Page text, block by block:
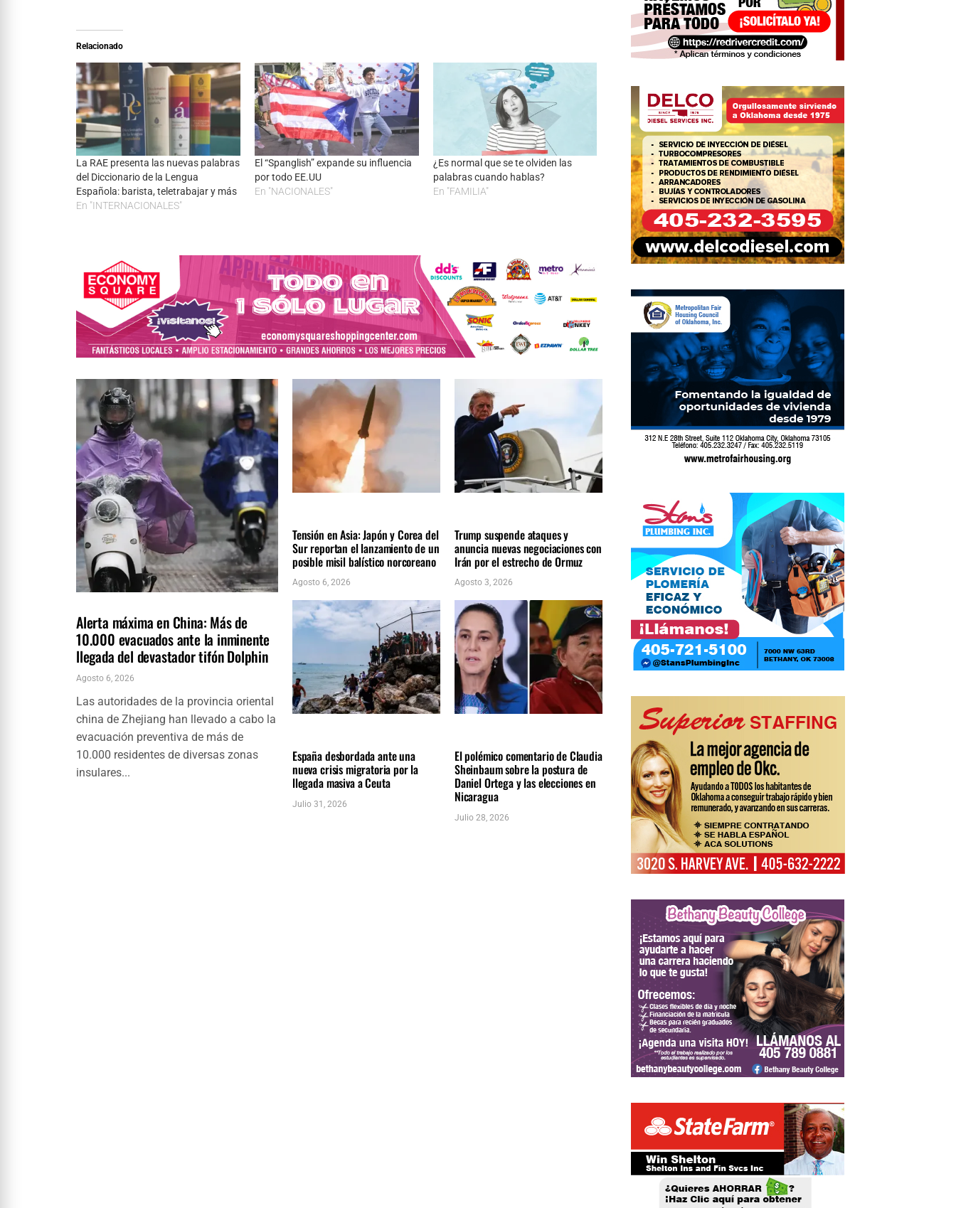
Relacionado
La RAE presenta las nuevas palabras
del Diccionario de la Lengua
Española: barista, teletrabajar y más
En "INTERNACIONALES"
El “Spanglish” expande su influencia
por todo EE.UU
En "NACIONALES"
¿Es normal que se te olviden las
palabras cuando hablas?
En "FAMILIA"
Alerta máxima en China: Más de
10.000 evacuados ante la inminente
llegada del devastador tifón Dolphin
Agosto 6, 2026
Las autoridades de la provincia oriental
china de Zhejiang han llevado a cabo la
evacuación preventiva de más de
10.000 residentes de diversas zonas
insulares...
Tensión en Asia: Japón y Corea del
Sur reportan el lanzamiento de un
posible misil balístico norcoreano
Agosto 6, 2026
Trump suspende ataques y
anuncia nuevas negociaciones con
Irán por el estrecho de Ormuz
Agosto 3, 2026
España desbordada ante una
nueva crisis migratoria por la
llegada masiva a Ceuta
Julio 31, 2026
El polémico comentario de Claudia
Sheinbaum sobre la postura de
Daniel Ortega y las elecciones en
Nicaragua
Julio 28, 2026